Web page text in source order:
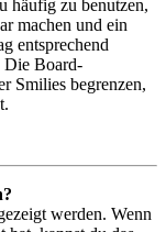
häufig zu benutzen,
machen und ein
entsprechend
Die Board-
Smilies begrenzen,
werden. Wenn